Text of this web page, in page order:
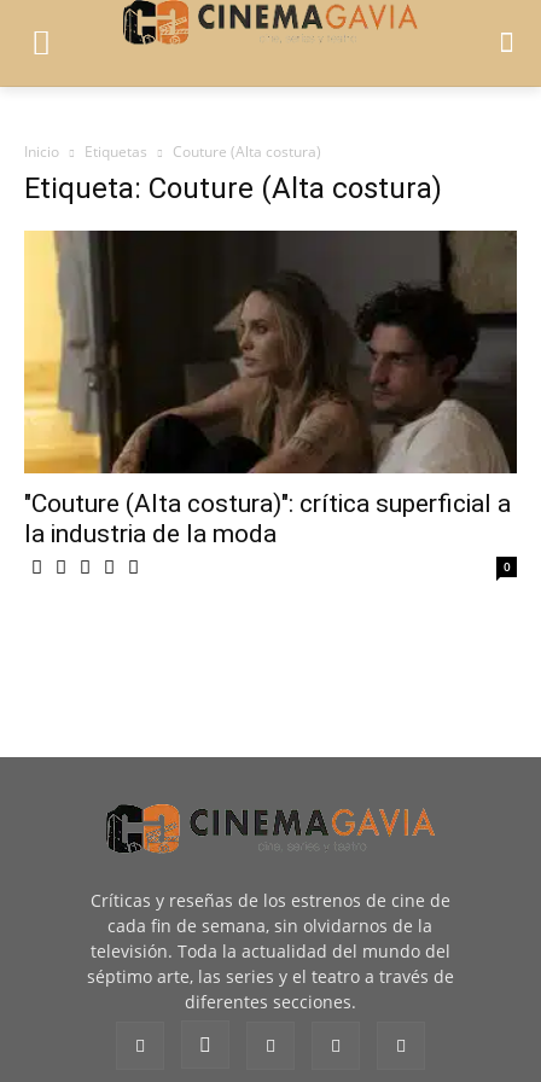
Inicio Etiquetas Couture (Alta costura)
Etiqueta: Couture (Alta costura)
"Couture (Alta costura)": crítica superficial a
la industria de la moda
0
Críticas y reseñas de los estrenos de cine de
cada fin de semana, sin olvidarnos de la
televisión. Toda la actualidad del mundo del
séptimo arte, las series y el teatro a través de
diferentes secciones.